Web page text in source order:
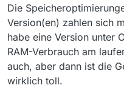
Die
Version(en) zahlen sich
habe eine Version unter
RAM-Verbrauch am
auch, aber dann ist die
wirklich toll.